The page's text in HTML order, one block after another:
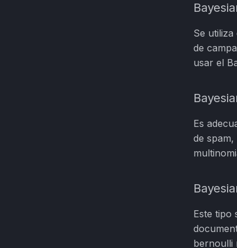
Se
de
usar el
Es
de
Este tipo
bernoulli